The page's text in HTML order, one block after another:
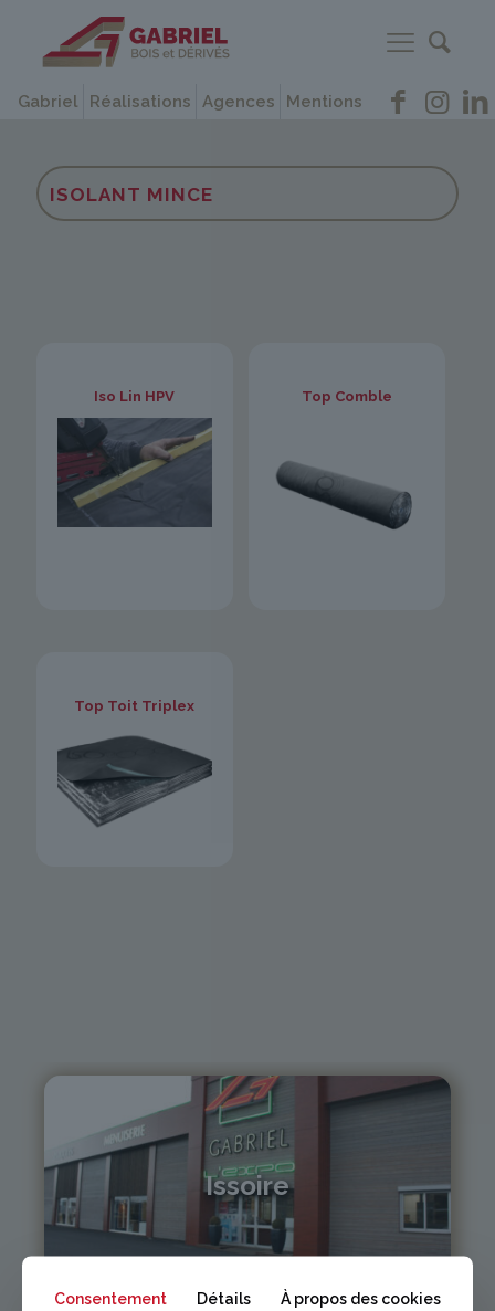
Gabriel Réalisations Agences Mentions
ISOLANT MINCE
Iso Lin HPV Top Comble
Top Toit Triplex
Issoire
04 73 55 06 09
Consentement Détails À propos des cookies